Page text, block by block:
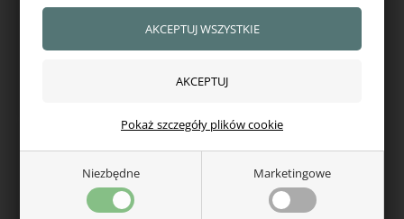
Niezbędne Marketingowe
Pokaż szczegóły plików cookie
AB Derka
AB Derka
257,00zł